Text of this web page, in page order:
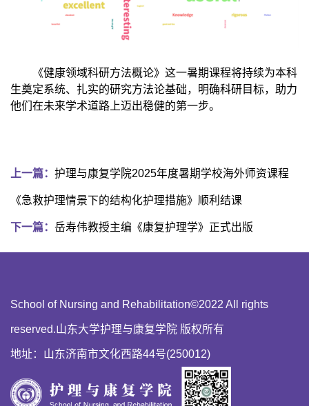
《健康领域科研方法概论》这一暑期课程将持续为本科
生奠定系统、扎实的研究方法论基础，明确科研目标，助力
他们在未来学术道路上迈出稳健的第一步。
上一篇： 护理与康复学院2025年度暑期学校海外师资课程
《急救护理情景下的结构化护理措施》顺利结课
下一篇： 岳寿伟教授主编《康复护理学》正式出版
School of Nursing and Rehabilitation©2022 All rights
reserved.山东大学护理与康复学院 版权所有
地址：山东济南市文化西路44号(250012)